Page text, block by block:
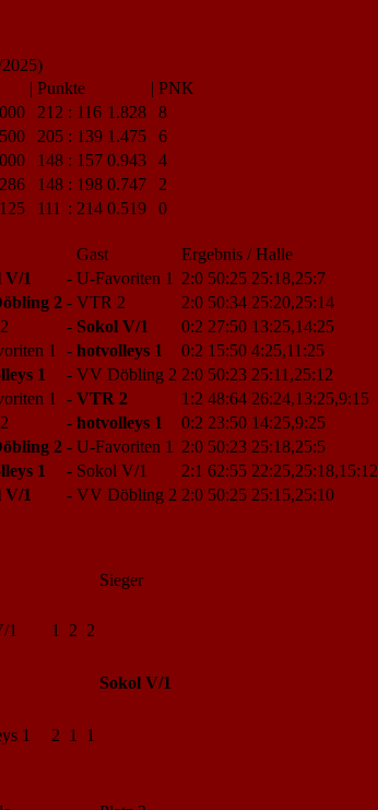
| Punkte | PNK
212 : 116 1.828
8
205 : 139 1.475
6
148 : 157 0.943
4
148 : 198 0.747
2
111 : 214 0.519 0
Gast
Ergebnis / Halle
V/1 - U-Favoriten 1 2:0 50:25 25:18,25:7
2 - VTR 2 2:0 50:34 25:20,25:14
- Sokol V/1 0:2 27:50 13:25,14:25
1 - hotvolleys 1 0:2 15:50 4:25,11:25
1 - VV Döbling 2 2:0 50:23 25:11,25:12
1 - VTR 2 1:2 48:64 26:24,13:25,9:15
- hotvolleys 1 0:2 23:50 14:25,9:25
2 - U-Favoriten 1 2:0 50:23 25:18,25:5
1 - Sokol V/1 2:1 62:55 22:25,25:18,15:12
V/1 - VV Döbling 2 2:0 50:25 25:15,25:10
Sieger
1
1 2 2
Sokol V/1
1
2 1 1